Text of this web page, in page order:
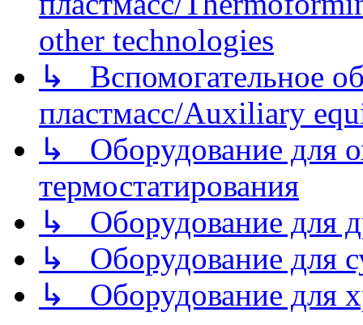
other technologies
↳ Вспомогательное
пластмасс/Auxiliary
↳ Оборудование для
термостатирования
↳ Оборудование для
↳ Оборудование для
↳ Оборудование для